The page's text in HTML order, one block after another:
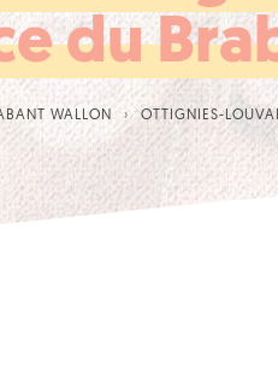
du
WALLON OTTIGNIES-